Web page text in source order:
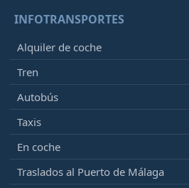
INFOTRANSPORTES
Alquiler de coche
Tren
Autobús
Taxis
En coche
Traslados al Puerto de Málaga